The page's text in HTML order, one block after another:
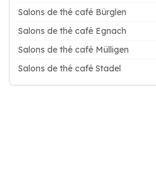
Salons de thé café Bürglen
Salons de thé café Egnach
Salons de thé café Mülligen
Salons de thé café Stadel